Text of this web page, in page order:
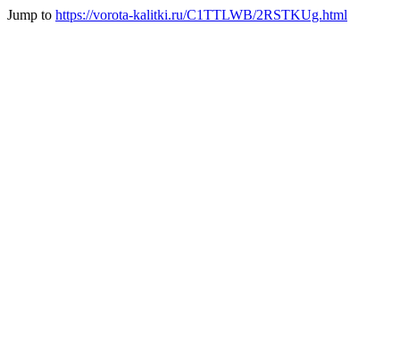
Jump to https://vorota-kalitki.ru/C1TTLWB/2RSTKUg.html